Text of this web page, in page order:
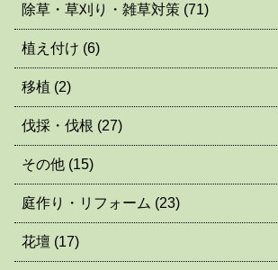
除草・草刈り・雑草対策 (71)
植え付け (6)
移植 (2)
伐採・伐根 (27)
その他 (15)
庭作り・リフォーム (23)
花壇 (17)